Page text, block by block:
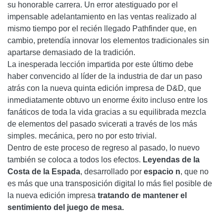
su honorable carrera. Un error atestiguado por el
impensable adelantamiento en las ventas realizado al
mismo tiempo por el recién llegado Pathfinder que, en
cambio, pretendía innovar los elementos tradicionales sin
apartarse demasiado de la tradición.
La inesperada lección impartida por este último debe
haber convencido al líder de la industria de dar un paso
atrás con la nueva quinta edición impresa de D&D, que
inmediatamente obtuvo un enorme éxito incluso entre los
fanáticos de toda la vida gracias a su equilibrada mezcla
de elementos del pasado svicerati a través de los más
simples. mecánica, pero no por esto trivial.
Dentro de este proceso de regreso al pasado, lo nuevo
también se coloca a todos los efectos. Leyendas de la
Costa de la Espada, desarrollado por espacio n, que no
es más que una transposición digital lo más fiel posible de
la nueva edición impresa tratando de mantener el
sentimiento del juego de mesa.